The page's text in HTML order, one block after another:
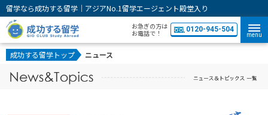
留学なら成功する留学｜アジアNo.1留学エージェント殿堂入り
お急ぎの方は
お電話で！
0120-945-504
menu
成功する留学トップ ニュース